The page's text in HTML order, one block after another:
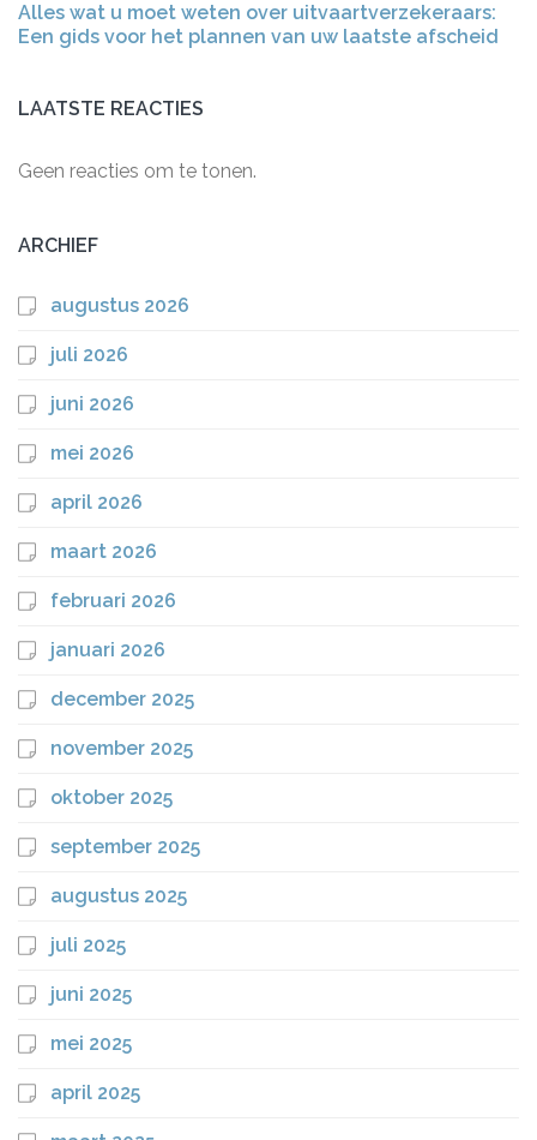
Alles wat u moet weten over uitvaartverzekeraars:
Een gids voor het plannen van uw laatste afscheid
LAATSTE REACTIES
Geen reacties om te tonen.
ARCHIEF
augustus 2026
juli 2026
juni 2026
mei 2026
april 2026
maart 2026
februari 2026
januari 2026
december 2025
november 2025
oktober 2025
september 2025
augustus 2025
juli 2025
juni 2025
mei 2025
april 2025